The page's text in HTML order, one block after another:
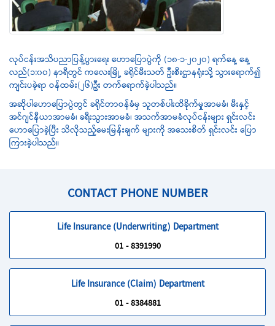
လုပ်ငန်းအသိပညာပြန့်ပွားရေး ဟောပြောပွဲကို (၁၈-၁-၂၀၂၀) ရက်နေ့ နေ့
လည်(၁:၀၀) နာရီတွင် ကလေးမြို့ ခရိုင်မီးသတ် ဦးစီးဌာနရုံးသို့ သွားရောက်၍
ကျင်းပခဲ့ရာ ဝန်ထမ်း(၂၆)ဦး တက်ရောက်ခဲ့ပါသည်။
အဆိုပါဟောပြောပွဲတွင် ခရိုင်တာဝန်ခံမှ သူတစ်ပါးထိခိုက်မှုအာမခံ၊ မီးနှင့်
အင်ဂျင်နီယာအာမခံ၊ ခရီးသွားအာမခံ၊ အသက်အာမခံလုပ်ငန်းများ ရှင်းလင်း
ဟောပြောခဲ့ပြီး သိလိုသည့်မေးမြန်းချက် များကို အသေးစိတ် ရှင်းလင်း ပြော
ကြားခဲ့ပါသည်။
CONTACT PHONE NUMBER
Life Insurance (Underwriting) Department
01 - 8391990
Life Insurance (Claim) Department
01 - 8384881